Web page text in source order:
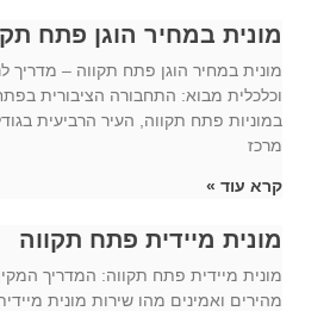
מונית במחיר הוגן פתח
מונית במחיר הוגן פתח תקווה – מדריך
וכלכלית מבוא: התחבורה הציבורית
במוניות פתח תקווה, העיר הרביעית
מרכז
קרא עוד »
מונית מיידית פתח תקווה
מונית מיידית פתח תקווה: המדריך
מהירים ואמינים מהו שירות מונית